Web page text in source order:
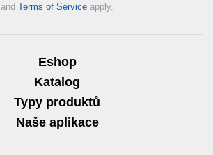
and Terms of Service apply.
Eshop
Katalog
Typy produktů
Naše aplikace